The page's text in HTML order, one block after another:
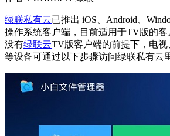
绿联私有云已推出 iOS、Android、
操作系统客户端，目前适用于TV版的
没有绿联云TV版客户端的前提下，电
等设备可通过以下步骤访问绿联私有云